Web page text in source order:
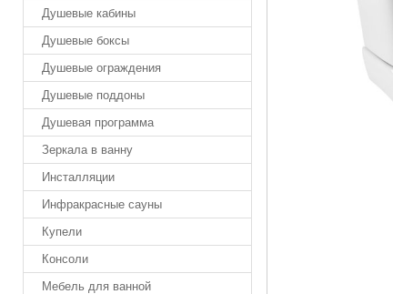
Душевые кабины
Душевые боксы
Душевые ограждения
Душевые поддоны
Душевая программа
Зеркала в ванну
Инсталляции
Инфракрасные сауны
Купели
Консоли
Мебель для ванной